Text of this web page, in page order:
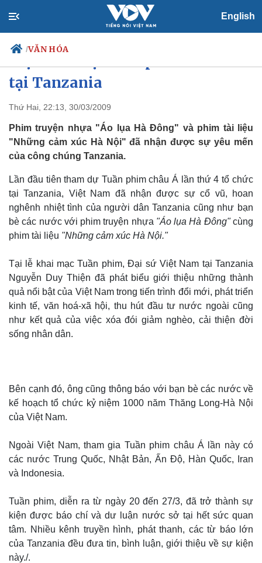
English
/VĂN HÓA
Chính trị
Đảng
Tổ chức nhân sự
Quốc hội
Nhận diện sự thật
Tin 24h
Dự báo thời tiết
Việc làm
Biển đảo
tại Tanzania
Thứ Hai, 22:13, 30/03/2009
Phim truyện nhựa "Áo lụa Hà Đông" và phim tài liệu
"Những cảm xúc Hà Nội" đã nhận được sự yêu mến
của công chúng Tanzania.
Lần đầu tiên tham dự Tuần phim châu Á lần thứ 4 tổ chức
tại Tanzania, Việt Nam đã nhận được sự cổ vũ, hoan
nghênh nhiệt tình của người dân Tanzania cũng như bạn
bè các nước với phim truyện nhựa "Áo lụa Hà Đông"cùng
phim tài liệu "Những cảm xúc Hà Nội."
Tại lễ khai mạc Tuần phim, Đại sứ Việt Nam tại Tanzania
Nguyễn Duy Thiện đã phát biểu giới thiệu những thành
quả nổi bật của Việt Nam trong tiến trình đổi mới, phát triển
kinh tế, văn hoá-xã hội, thu hút đầu tư nước ngoài cũng
như kết quả của việc xóa đói giảm nghèo, cải thiện đời
sống nhân dân.
Bên cạnh đó, ông cũng thông báo với bạn bè các nước về
kế hoạch tổ chức kỷ niệm 1000 năm Thăng Long-Hà Nội
của Việt Nam.
Ngoài Việt Nam, tham gia Tuần phim châu Á lần này có
các nước Trung Quốc, Nhật Bản, Ấn Độ, Hàn Quốc, Iran
và Indonesia.
Tuần phim, diễn ra từ ngày 20 đến 27/3, đã trở thành sự
kiện được báo chí và dư luận nước sở tại hết sức quan
tâm. Nhiều kênh truyền hình, phát thanh, các từ báo lớn
của Tanzania đều đưa tin, bình luận, giới thiệu về sự kiện
này./.